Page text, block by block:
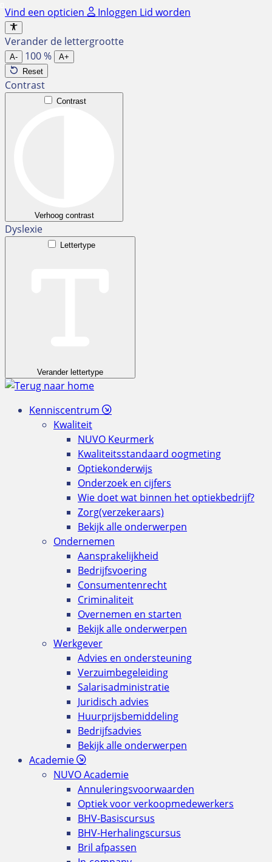
Ga
naar
de
inhoud
Vind een opticien Inloggen Lid worden
Verander de lettergrootte
A- 100%
A+
Reset
Contrast
Contrast
Verhoog contrast
Dyslexie
Lettertype
Verander lettertype
Kenniscentrum
Kwaliteit
NUVO Keurmerk
Kwaliteitsstandaard oogmeting
Optiekonderwijs
Onderzoek en cijfers
Wie doet wat binnen het optiekbedrijf?
Zorg(verzekeraars)
Bekijk alle onderwerpen
Ondernemen
Aansprakelijkheid
Bedrijfsvoering
Consumentenrecht
Criminaliteit
Overnemen en starten
Bekijk alle onderwerpen
Werkgever
Advies en ondersteuning
Verzuimbegeleiding
Salarisadministratie
Juridisch advies
Huurprijsbemiddeling
Bedrijfsadvies
Bekijk alle onderwerpen
Academie
NUVO Academie
Annuleringsvoorwaarden
Optiek voor verkoopmedewerkers
BHV-Basiscursus
BHV-Herhalingscursus
Bril afpassen